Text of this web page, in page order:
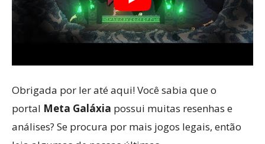
Obrigada por ler até aqui! Você sabia que o
portal Meta Galáxia possui muitas resenhas e
análises? Se procura por mais jogos legais, então